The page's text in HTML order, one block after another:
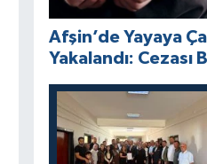
Afşin’de Yayaya
Yakalandı: Cezası